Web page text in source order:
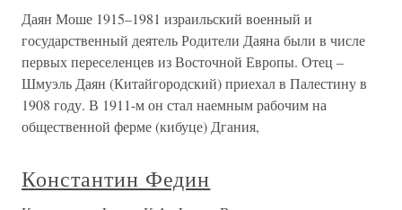
Даян Моше 1915–1981 израильский военный и
государственный деятель Родители Даяна были в числе
первых переселенцев из Восточной Европы. Отец –
Шмуэль Даян (Китайгородский) приехал в Палестину в
1908 году. В 1911-м он стал наемным рабочим на
общественной ферме (кибуце) Дгания,
Константин Федин